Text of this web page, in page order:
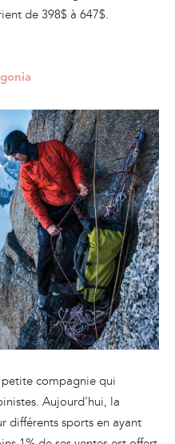
de 398$ à 647$.
compagnie qui
Aujourd’hui, la
différents sports en ayant